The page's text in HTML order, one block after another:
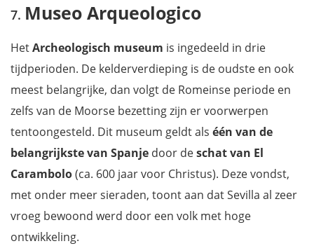
Museo Arqueologico
HetArcheologisch museum is ingedeeld in drie
tijdperioden. De kelderverdieping is de oudste en ook
meest belangrijke, dan volgt de Romeinse periode en
zelfs van de Moorse bezetting zijn er voorwerpen
tentoongesteld. Dit museum geldt als één van de
belangrijkste van Spanje door deschat van El
Carambolo(ca. 600 jaar voor Christus). Deze vondst,
met onder meer sieraden, toont aan dat Sevilla al zeer
vroeg bewoond werd door een volk met hoge
ontwikkeling.